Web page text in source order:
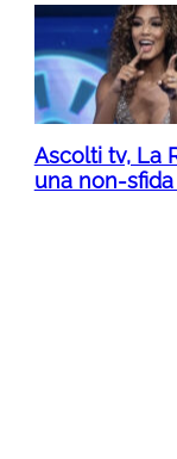
Ascolti tv, La
una non-sfida